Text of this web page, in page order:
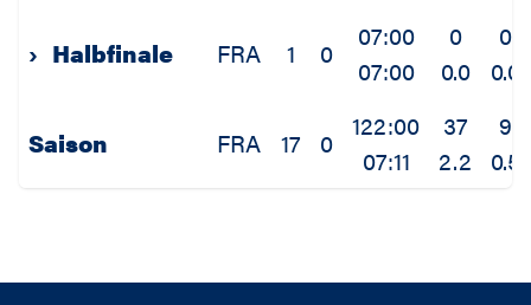
› Halbfinale FRA 1 0
07:00
07:00
0
0.0
0
0.0
Saison FRA 17 0
122:00
07:11
37
2.2
9
0.5